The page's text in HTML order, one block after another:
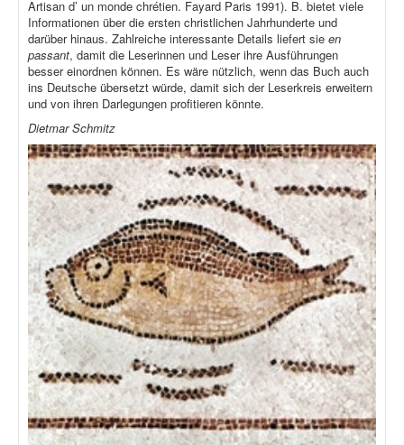
Artisan d’ un monde chrétien. Fayard Paris 1991). B. bietet viele
Informationen über die ersten christlichen Jahrhunderte und
darüber hinaus. Zahlreiche interessante Details liefert sie en
passant, damit die Leserinnen und Leser ihre Ausführungen
besser einordnen können. Es wäre nützlich, wenn das Buch auch
ins Deutsche übersetzt würde, damit sich der Leserkreis erweitern
und von ihren Darlegungen profitieren könnte.
Dietmar Schmitz